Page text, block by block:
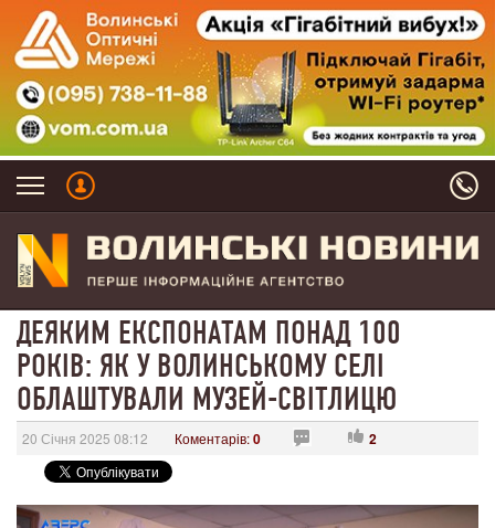
ДЕЯКИМ ЕКСПОНАТАМ ПОНАД 100
РОКІВ: ЯК У ВОЛИНСЬКОМУ СЕЛІ
ОБЛАШТУВАЛИ МУЗЕЙ-СВІТЛИЦЮ
20 Січня 2025 08:12 Коментарів:0 2